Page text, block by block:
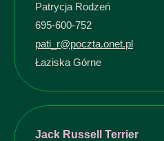
Patrycja Rodzeń
695-600-752
pati_r@poczta.onet.pl
Łaziska Górne
Jack Russell Terrier